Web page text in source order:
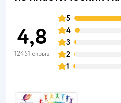
4,8
12451 отзыв
5
4
3
2
1